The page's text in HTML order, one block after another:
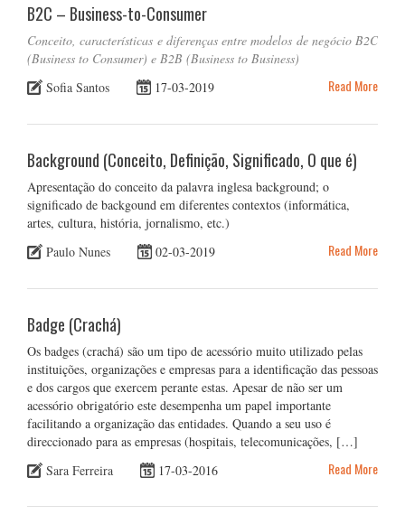
B2C – Business-to-Consumer
Conceito, características e diferenças entre modelos de negócio B2C
(Business to Consumer) e B2B (Business to Business)
Sofia Santos
17-03-2019 Read More
Background (Conceito, Definição, Significado, O que é)
Apresentação do conceito da palavra inglesa background; o
significado de backgound em diferentes contextos (informática,
artes, cultura, história, jornalismo, etc.)
Paulo Nunes
02-03-2019 Read More
Badge (Crachá)
Os badges (crachá) são um tipo de acessório muito utilizado pelas
instituições, organizações e empresas para a identificação das pessoas
e dos cargos que exercem perante estas. Apesar de não ser um
acessório obrigatório este desempenha um papel importante
facilitando a organização das entidades. Quando a seu uso é
direccionado para as empresas (hospitais, telecomunicações, […]
Sara Ferreira
17-03-2016 Read More